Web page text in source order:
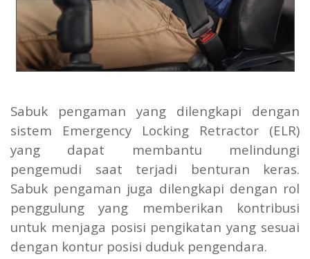
Sabuk pengaman yang dilengkapi dengan
sistem Emergency Locking Retractor (ELR)
yang dapat membantu melindungi
pengemudi saat terjadi benturan keras.
Sabuk pengaman juga dilengkapi dengan rol
penggulung yang memberikan kontribusi
untuk menjaga posisi pengikatan yang sesuai
dengan kontur posisi duduk pengendara.